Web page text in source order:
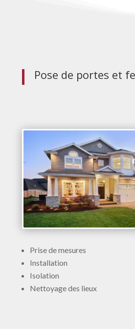
Pose de portes et
Prise de mesures
Installation
Isolation
Nettoyage des lieux